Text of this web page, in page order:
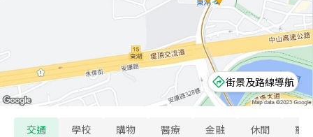
街景及路線導航
交通 學校 購物 醫療 金融 休閒 寵